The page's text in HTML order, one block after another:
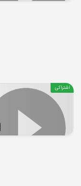
اشتراکی